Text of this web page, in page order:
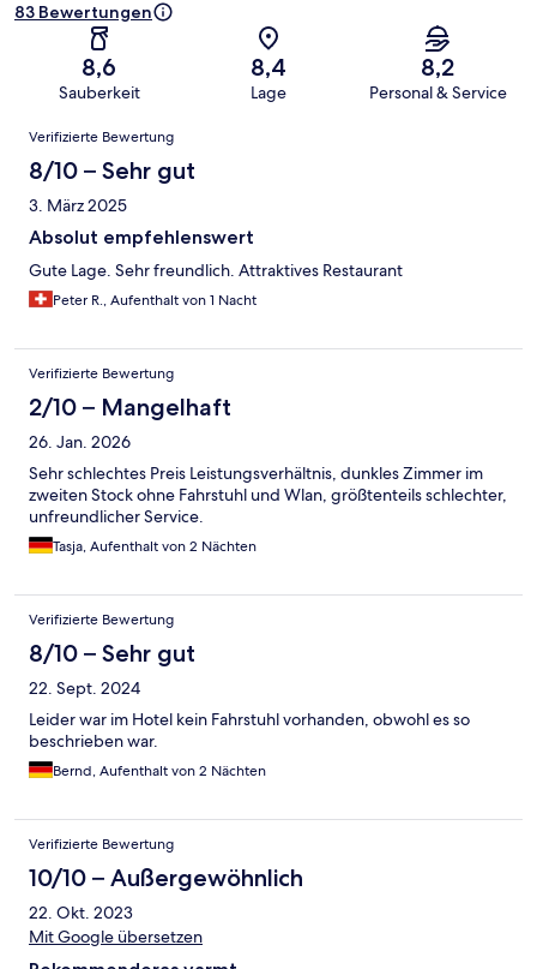
83 Bewertungen
8,6
Sauberkeit
8,4
Lage
8,2
Personal & Service
Bewertungen
Verifizierte Bewertung
8/10 – Sehr gut
3. März 2025
Absolut empfehlenswert
Gute Lage. Sehr freundlich. Attraktives Restaurant
Peter R., Aufenthalt von 1 Nacht
Verifizierte Bewertung
2/10 – Mangelhaft
26. Jan. 2026
Sehr schlechtes Preis Leistungsverhältnis, dunkles Zimmer im
zweiten Stock ohne Fahrstuhl und Wlan, größtenteils schlechter,
unfreundlicher Service.
Tasja, Aufenthalt von 2 Nächten
Verifizierte Bewertung
8/10 – Sehr gut
22. Sept. 2024
Leider war im Hotel kein Fahrstuhl vorhanden, obwohl es so
beschrieben war.
Bernd, Aufenthalt von 2 Nächten
Verifizierte Bewertung
10/10 – Außergewöhnlich
22. Okt. 2023
Mit Google übersetzen